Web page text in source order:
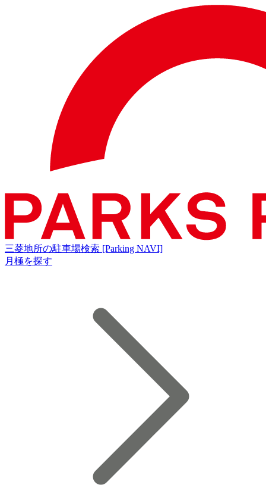
三菱地所の駐車場検索 [Parking NAVI]
月極を探す